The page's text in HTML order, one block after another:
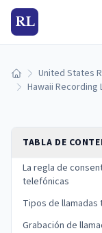
RL
Inicio United States
Hawaii Recording
TABLA DE
La regla de
telefónicas
Tipos de
Grabación de